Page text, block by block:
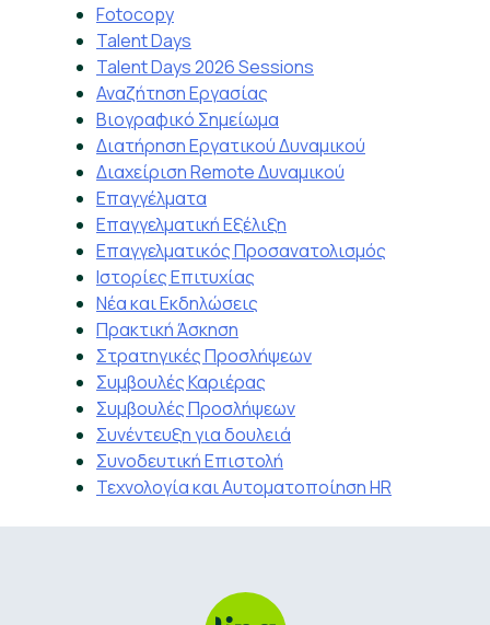
Fotocopy
Talent Days
Talent Days 2026 Sessions
Αναζήτηση Εργασίας
Βιογραφικό Σημείωμα
Διατήρηση Εργατικού Δυναμικού
Διαχείριση Remote Δυναμικού
Επαγγέλματα
Επαγγελματική Εξέλιξη
Επαγγελματικός Προσανατολισμός
Ιστορίες Επιτυχίας
Νέα και Εκδηλώσεις
Πρακτική Άσκηση
Στρατηγικές Προσλήψεων
Συμβουλές Καριέρας
Συμβουλές Προσλήψεων
Συνέντευξη για δουλειά
Συνοδευτική Επιστολή
Τεχνολογία και Αυτοματοποίηση HR